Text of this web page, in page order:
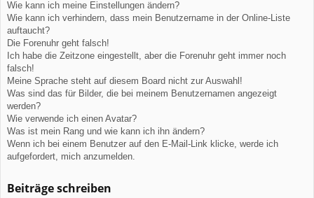
Wie kann ich meine Einstellungen ändern?
Wie kann ich verhindern, dass mein Benutzername in der Online-Liste
auftaucht?
Die Forenuhr geht falsch!
Ich habe die Zeitzone eingestellt, aber die Forenuhr geht immer noch
falsch!
Meine Sprache steht auf diesem Board nicht zur Auswahl!
Was sind das für Bilder, die bei meinem Benutzernamen angezeigt
werden?
Wie verwende ich einen Avatar?
Was ist mein Rang und wie kann ich ihn ändern?
Wenn ich bei einem Benutzer auf den E-Mail-Link klicke, werde ich
aufgefordert, mich anzumelden.
Beiträge schreiben